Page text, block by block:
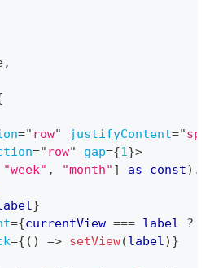
,
=" row" justifyContent="
=" row" gap={1}>
"week" , "month" ] as const) .
}
={currentView === label ?
={ ( ) => setView(label) }